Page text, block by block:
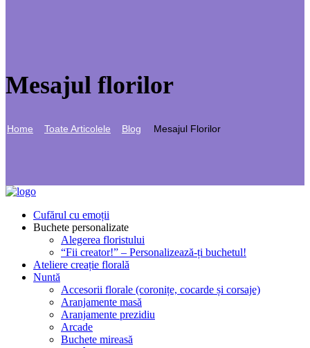
Mesajul florilor
Home Toate Articolele Blog Mesajul Florilor
Cufărul cu emoții
Buchete personalizate
Alegerea floristului
“Fii creator!” – Personalizează-ți buchetul!
Ateliere creație florală
Nuntă
Accesorii florale (coronițe, cocarde și corsaje)
Aranjamente masă
Aranjamente prezidiu
Arcade
Buchete mireasă